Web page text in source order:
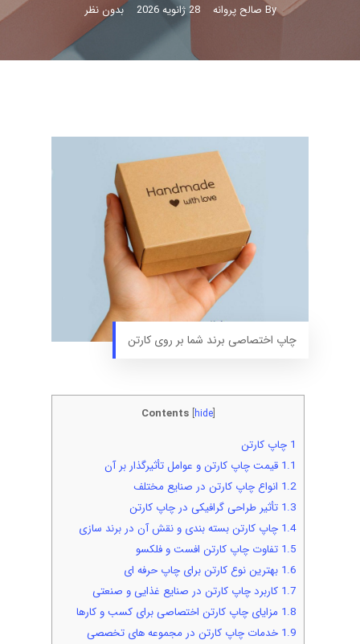
By صالح پروانه 28 ژانویه 2026 بدون نظر
چاپ اختصاصی برند شما بر روی کارتن
Contents hide]
1 چاپ کارتن
1.1 قیمت چاپ کارتن و عوامل تأثیرگذار بر آن
1.2 انواع چاپ کارتن در صنایع مختلف
1.3 تأثیر طراحی گرافیکی در چاپ کارتن
1.4 چاپ کارتن بسته بندی و نقش آن در برند سازی
1.5 تفاوت چاپ کارتن افست و فلکسو
1.6 بهترین نوع کارتن برای چاپ حرفه ای
1.7 کاربرد چاپ کارتن در صنایع غذایی و صنعتی
1.8 مزایای چاپ کارتن اختصاصی برای کسب و کارها
1.9 خدمات چاپ کارتن در مجموعه های تخصصی